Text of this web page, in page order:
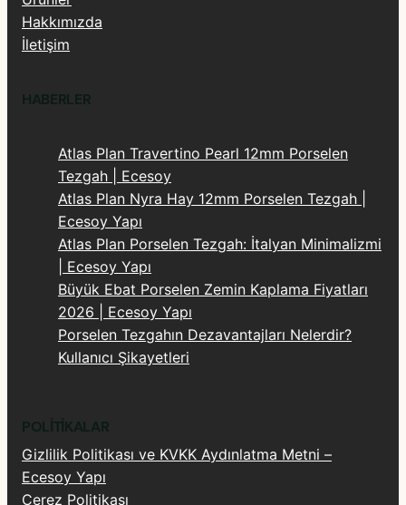
Hakkımızda
İletişim
HABERLER
Atlas Plan Travertino Pearl 12mm Porselen
Tezgah | Ecesoy
Atlas Plan Nyra Hay 12mm Porselen Tezgah |
Ecesoy Yapı
Atlas Plan Porselen Tezgah: İtalyan Minimalizmi
| Ecesoy Yapı
Büyük Ebat Porselen Zemin Kaplama Fiyatları
2026 | Ecesoy Yapı
Porselen Tezgahın Dezavantajları Nelerdir?
Kullanıcı Şikayetleri
POLITIKALAR
Gizlilik Politikası ve KVKK Aydınlatma Metni –
Ecesoy Yapı
Çerez Politikası